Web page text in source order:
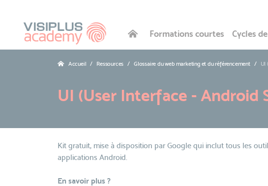
Formations courtes Cycles
Accueil Ressources Glossaire du web marketing et du référencement UI
UI (User Interface - Android
Kit gratuit, mise à disposition par Google qui inclut tous les
applications Android.
En savoir plus ?